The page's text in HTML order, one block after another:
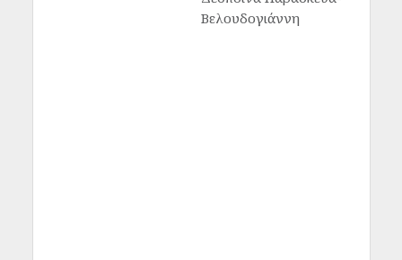
Βελουδογιάννη